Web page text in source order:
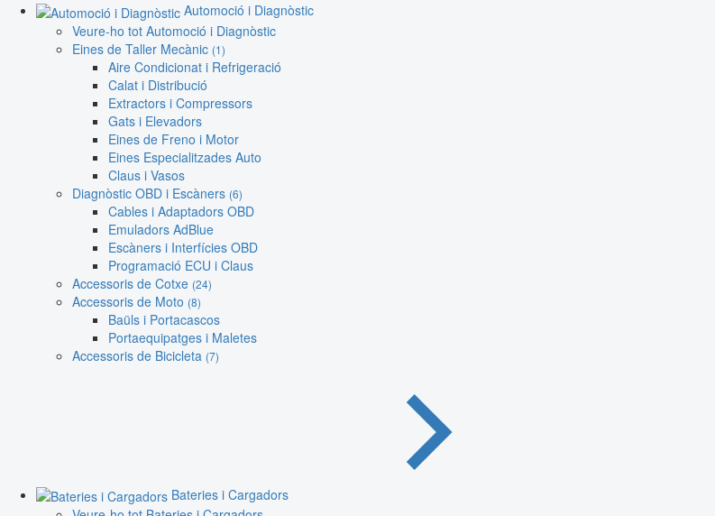
Automoció i Diagnòstic
Veure-ho tot Automoció i Diagnòstic
Eines de Taller Mecànic (1)
Aire Condicionat i Refrigeració
Calat i Distribució
Extractors i Compressors
Gats i Elevadors
Eines de Freno i Motor
Eines Especialitzades Auto
Claus i Vasos
Diagnòstic OBD i Escàners (6)
Cables i Adaptadors OBD
Emuladors AdBlue
Escàners i Interfícies OBD
Programació ECU i Claus
Accessoris de Cotxe (24)
Accessoris de Moto (8)
Baüls i Portacascos
Portaequipatges i Maletes
Accessoris de Bicicleta (7)
Bateries i Cargadors